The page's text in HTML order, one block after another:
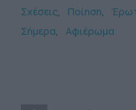
Σχέσεις Ποίηση
Σήμερα
Αφιέρωμα